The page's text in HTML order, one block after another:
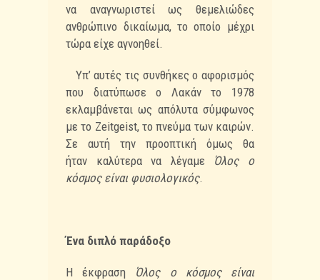
να αναγνωριστεί ως θεμελιώδες
ανθρώπινο δικαίωμα, το οποίο μέχρι
τώρα είχε αγνοηθεί.
Υπ’ αυτές τις συνθήκες ο αφορισμός
που διατύπωσε ο Λακάν το 1978
εκλαμβάνεται ως απόλυτα σύμφωνος
με το Zeitgeist, το πνεύμα των καιρών.
Σε αυτή την προοπτική όμως θα
ήταν καλύτερα να λέγαμε Όλος ο
κόσμος είναι φυσιολογικός.
Ένα διπλό παράδοξο
Η έκφραση Όλος ο κόσμος είναι